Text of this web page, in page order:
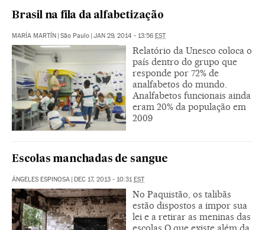
Brasil na fila da alfabetização
MARÍA MARTÍN | São Paulo | JAN 29, 2014 - 13:56 EST
Relatório da Unesco coloca o
país dentro do grupo que
responde por 72% de
analfabetos do mundo.
Analfabetos funcionais ainda
eram 20% da população em
2009
Escolas manchadas de sangue
ÁNGELES ESPINOSA | DEC 17, 2013 - 10:31EST
No Paquistão, os talibãs
estão dispostos a impor sua
lei e a retirar as meninas das